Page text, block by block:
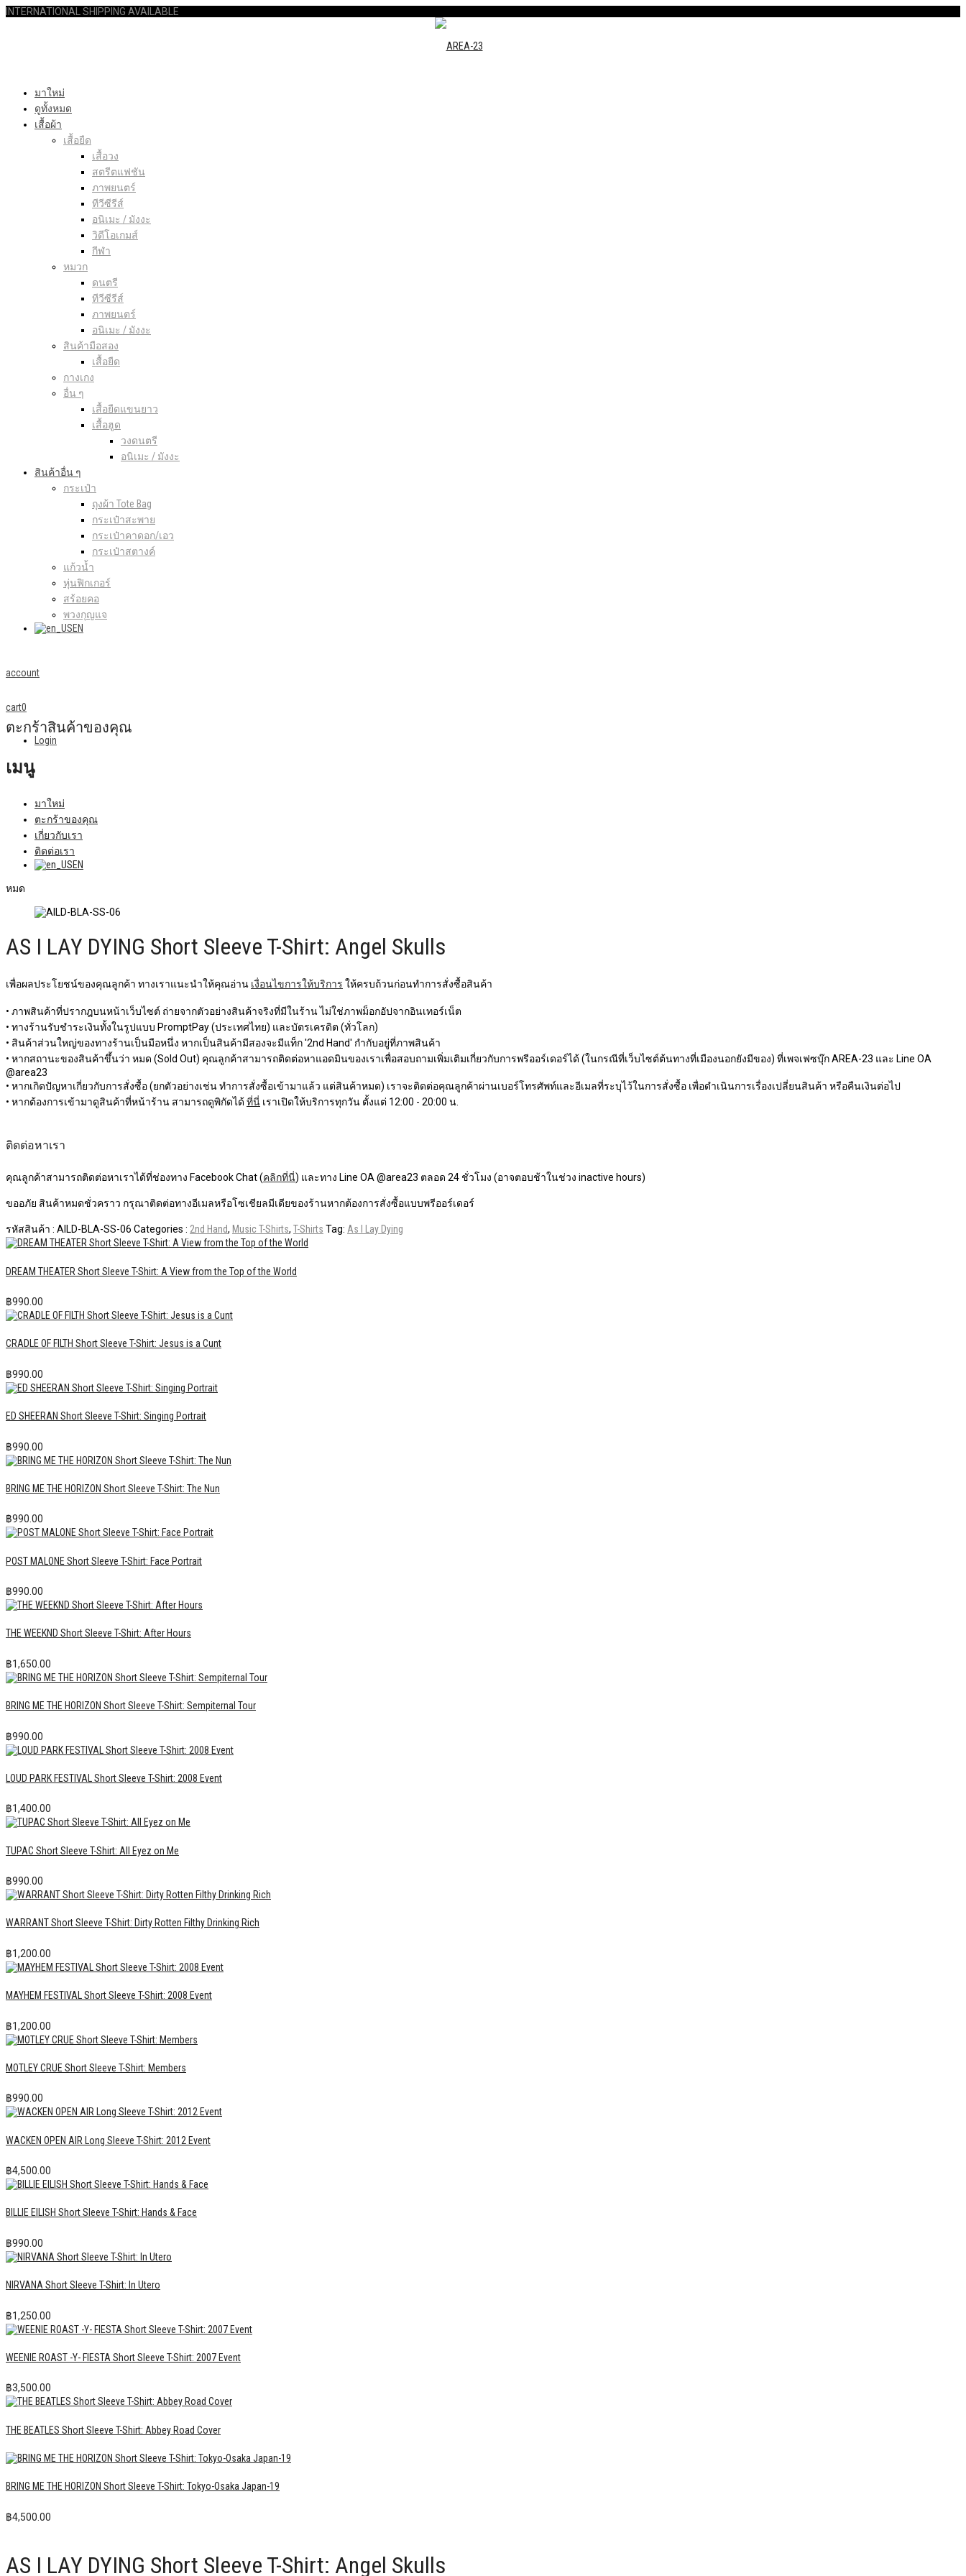
INTERNATIONAL SHIPPING AVAILABLE
มาใหม่
ดูทั้งหมด
เสื้อผ้า
เสื้อยืด
เสื้อวง
สตรีตแฟชัน
ภาพยนตร์
ทีวีซีรีส์
อนิเมะ / มังงะ
วิดีโอเกมส์
กีฬา
หมวก
ดนตรี
ทีวีซีรีส์
ภาพยนตร์
อนิเมะ / มังงะ
สินค้ามือสอง
เสื้อยืด
กางเกง
อื่น ๆ
เสื้อยืดแขนยาว
เสื้อฮูด
วงดนตรี
อนิเมะ / มังงะ
สินค้าอื่น ๆ
กระเป๋า
ถุงผ้า Tote Bag
กระเป๋าสะพาย
กระเป๋าคาดอก/เอว
กระเป๋าสตางค์
แก้วน้ำ
หุ่นฟิกเกอร์
สร้อยคอ
พวงกุญแจ
EN
account
Login
cart0
ตะกร้าสินค้าของคุณ
เมนู
มาใหม่
ตะกร้าของคุณ
เกี่ยวกับเรา
ติดต่อเรา
EN
หมด
AS I LAY DYING Short Sleeve T-Shirt: Angel Skulls
เพื่อผลประโยชน์ของคุณลูกค้า ทางเราแนะนำให้คุณอ่าน เงื่อนไขการให้บริการ ให้ครบถ้วนก่อนทำการสั่งซื้อสินค้า
• ภาพสินค้าที่ปรากฎบนหน้าเว็บไซต์ ถ่ายจากตัวอย่างสินค้าจริงที่มีในร้าน ไม่ใช่ภาพม็อกอัปจากอินเทอร์เน็ต
• ทางร้านรับชำระเงินทั้งในรูปแบบ PromptPay (ประเทศไทย) และบัตรเครดิต (ทั่วโลก)
• สินค้าส่วนใหญ่ของทางร้านเป็นมือหนึ่ง หากเป็นสินค้ามีสองจะมีแท็ก '2nd Hand' กำกับอยู่ที่ภาพสินค้า
• หากสถานะของสินค้าขึ้นว่า หมด (Sold Out) คุณลูกค้าสามารถติดต่อหาแอดมินของเราเพื่อสอบถามเพิ่มเติมเกี่ยวกับการพรีออร์เดอร์ได้ (ในกรณีที่เว็บไซต์ต้นทางที่เมืองนอกยังมีของ) ที่เพจเฟซบุ๊ก AREA-23 และ Line OA
@area23
• หากเกิดปัญหาเกี่ยวกับการสั่งซื้อ (ยกตัวอย่างเช่น ทำการสั่งซื้อเข้ามาแล้ว แต่สินค้าหมด) เราจะติดต่อคุณลูกค้าผ่านเบอร์โทรศัพท์และอีเมลที่ระบุไว้ในการสั่งซื้อ เพื่อดำเนินการเรื่องเปลี่ยนสินค้า หรือคืนเงินต่อไป
• หากต้องการเข้ามาดูสินค้าที่หน้าร้าน สามารถดูพิกัดได้ ที่นี่ เราเปิดให้บริการทุกวัน ตั้งแต่ 12:00 - 20:00 น.
ติดต่อหาเรา
คุณลูกค้าสามารถติดต่อหาเราได้ที่ช่องทาง Facebook Chat (คลิกที่นี่) และทาง Line OA @area23 ตลอด 24 ชั่วโมง (อาจตอบช้าในช่วง inactive hours)
ขออภัย สินค้าหมดชั่วคราว กรุณาติดต่อทางอีเมลหรือโซเชียลมีเดียของร้านหากต้องการสั่งซื้อแบบพรีออร์เดอร์
รหัสสินค้า : AILD-BLA-SS-06 Categories : 2nd Hand, Music T-Shirts, T-Shirts Tag: As I Lay Dying
DREAM THEATER Short Sleeve T-Shirt: A View from the Top of the World
฿990.00
CRADLE OF FILTH Short Sleeve T-Shirt: Jesus is a Cunt
฿990.00
ED SHEERAN Short Sleeve T-Shirt: Singing Portrait
฿990.00
BRING ME THE HORIZON Short Sleeve T-Shirt: The Nun
฿990.00
POST MALONE Short Sleeve T-Shirt: Face Portrait
฿990.00
THE WEEKND Short Sleeve T-Shirt: After Hours
฿1,650.00
BRING ME THE HORIZON Short Sleeve T-Shirt: Sempiternal Tour
฿990.00
LOUD PARK FESTIVAL Short Sleeve T-Shirt: 2008 Event
฿1,400.00
TUPAC Short Sleeve T-Shirt: All Eyez on Me
฿990.00
WARRANT Short Sleeve T-Shirt: Dirty Rotten Filthy Drinking Rich
฿1,200.00
MAYHEM FESTIVAL Short Sleeve T-Shirt: 2008 Event
฿1,200.00
MOTLEY CRUE Short Sleeve T-Shirt: Members
฿990.00
WACKEN OPEN AIR Long Sleeve T-Shirt: 2012 Event
฿4,500.00
BILLIE EILISH Short Sleeve T-Shirt: Hands & Face
฿990.00
NIRVANA Short Sleeve T-Shirt: In Utero
฿1,250.00
WEENIE ROAST -Y- FIESTA Short Sleeve T-Shirt: 2007 Event
฿3,500.00
THE BEATLES Short Sleeve T-Shirt: Abbey Road Cover
BRING ME THE HORIZON Short Sleeve T-Shirt: Tokyo-Osaka Japan-19
฿4,500.00
AS I LAY DYING Short Sleeve T-Shirt: Angel Skulls